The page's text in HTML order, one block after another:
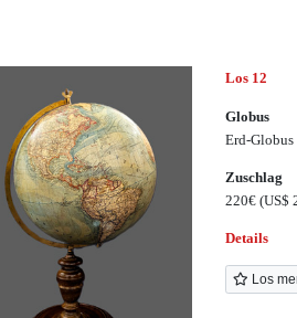
Los 12
Globus
Erd-Globus
Zuschlag
220€ (US$
Details
Los